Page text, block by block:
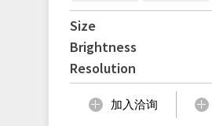
Size
Brightness
Resolution
加入洽询